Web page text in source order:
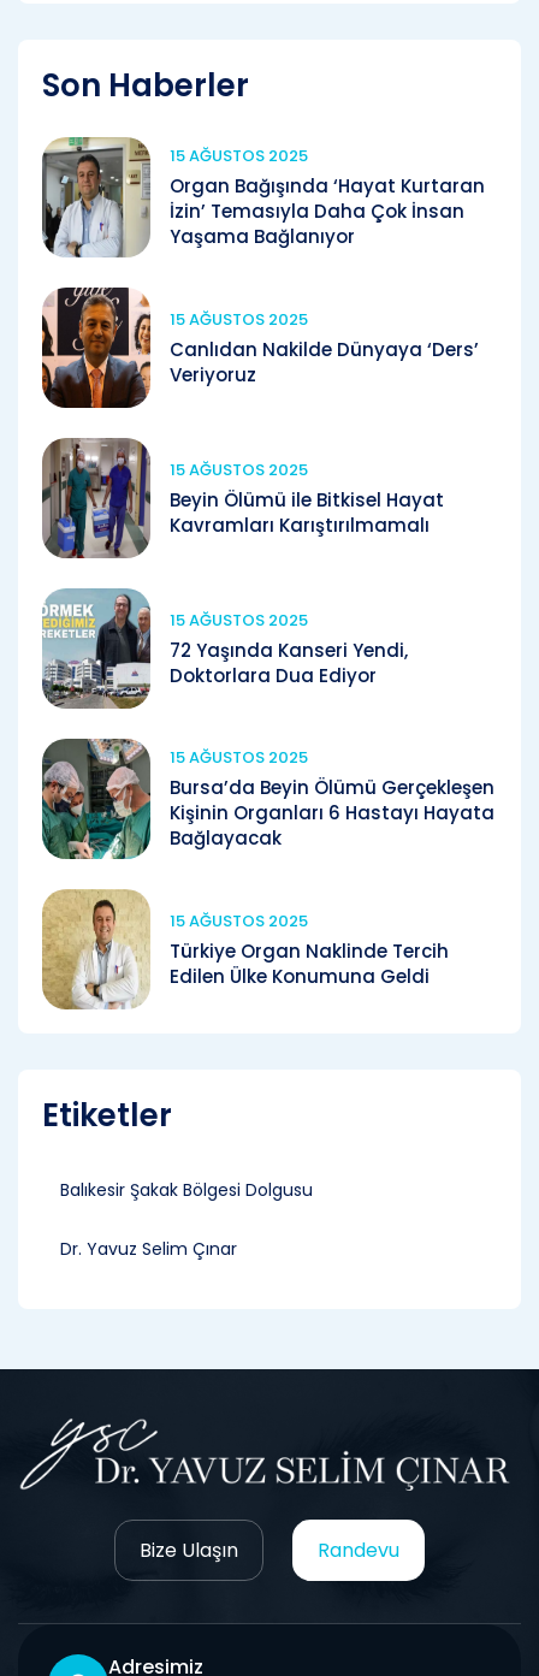
Son Haberler
15 AĞUSTOS 2025
Organ Bağışında ‘Hayat Kurtaran
İzin’ Temasıyla Daha Çok İnsan
Yaşama Bağlanıyor
15 AĞUSTOS 2025
Canlıdan Nakilde Dünyaya ‘Ders’
Veriyoruz
15 AĞUSTOS 2025
Beyin Ölümü ile Bitkisel Hayat
Kavramları Karıştırılmamalı
15 AĞUSTOS 2025
72 Yaşında Kanseri Yendi,
Doktorlara Dua Ediyor
15 AĞUSTOS 2025
Bursa’da Beyin Ölümü Gerçekleşen
Kişinin Organları 6 Hastayı Hayata
Bağlayacak
15 AĞUSTOS 2025
Türkiye Organ Naklinde Tercih
Edilen Ülke Konumuna Geldi
Etiketler
Balıkesir Şakak Bölgesi Dolgusu
Dr. Yavuz Selim Çınar
Bize Ulaşın Randevu
Adresimiz